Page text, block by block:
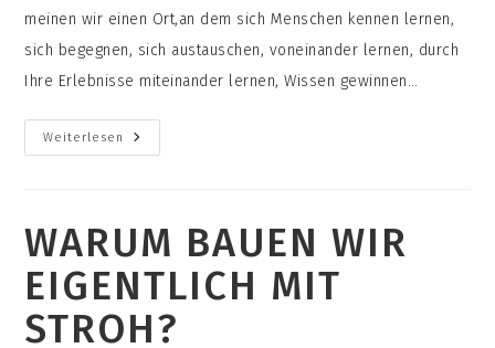
meinen wir einen Ort,an dem sich Menschen kennen lernen,
sich begegnen, sich austauschen, voneinander lernen, durch
Ihre Erlebnisse miteinander lernen, Wissen gewinnen…
Weiterlesen
Bildung
Einer
Euch
Groß
Geschrieben
Und
Ihr
Einen
Lernort
WARUM BAUEN WIR
EIGENTLICH MIT
STROH?